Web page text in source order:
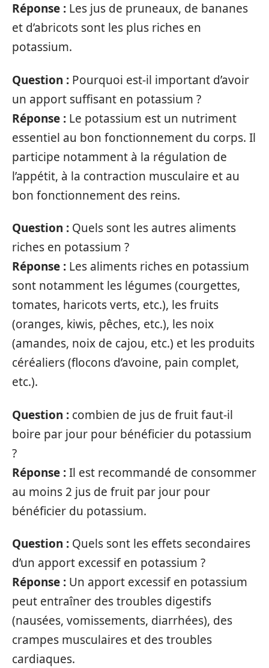
Réponse : Les jus de pruneaux, de bananes
et d’abricots sont les plus riches en
potassium.
Question : Pourquoi est-il important d’avoir
un apport suffisant en potassium ?
Réponse : Le potassium est un nutriment
essentiel au bon fonctionnement du corps. Il
participe notamment à la régulation de
l’appétit, à la contraction musculaire et au
bon fonctionnement des reins.
Question : Quels sont les autres aliments
riches en potassium ?
Réponse : Les aliments riches en potassium
sont notamment les légumes (courgettes,
tomates, haricots verts, etc.), les fruits
(oranges, kiwis, pêches, etc.), les noix
(amandes, noix de cajou, etc.) et les produits
céréaliers (flocons d’avoine, pain complet,
etc.).
Question : combien de jus de fruit faut-il
boire par jour pour bénéficier du potassium
?
Réponse :Il est recommandé de consommer
au moins 2 jus de fruit par jour pour
bénéficier du potassium.
Question : Quels sont les effets secondaires
d’un apport excessif en potassium ?
Réponse : Un apport excessif en potassium
peut entraîner des troubles digestifs
(nausées, vomissements, diarrhées), des
crampes musculaires et des troubles
cardiaques.